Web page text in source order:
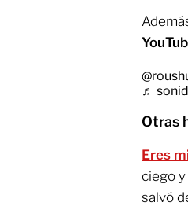
♬
Otras
Eres
ciego y
salvó